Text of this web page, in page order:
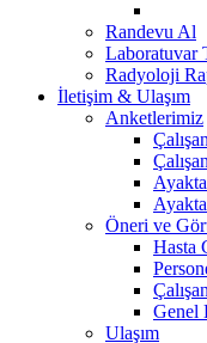
Randevu Al
Laboratuvar
Radyoloji
İletişim & Ulaşım
Anketlerimiz
Öneri ve
Hasta
Genel
Ulaşım